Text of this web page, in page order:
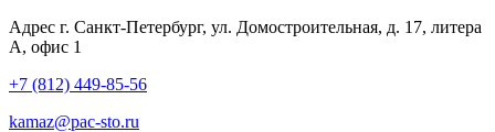
Адрес г. Санкт-Петербург, ул. Домостроительная, д. 17, литера
А, офис 1
+7 (812) 449-85-56
kamaz@pac-sto.ru